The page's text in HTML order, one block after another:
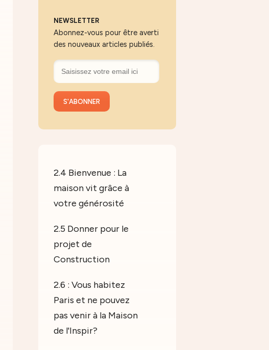
NEWSLETTER
Abonnez-vous pour être averti
des nouveaux articles publiés.
2.4 Bienvenue : La
maison vit grâce à
votre générosité
2.5 Donner pour le
projet de
Construction
2.6 : Vous habitez
Paris et ne pouvez
pas venir à la Maison
de l'Inspir?